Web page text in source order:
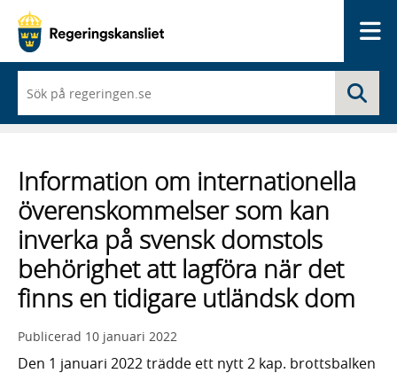
du
börjar
skriva
en
lista
med
sökförslag
Information om internationella
överenskommelser som kan
inverka på svensk domstols
behörighet att lagföra när det
finns en tidigare utländsk dom
Publicerad 10 januari 2022
Den 1 januari 2022 trädde ett nytt 2 kap. brotts­balken